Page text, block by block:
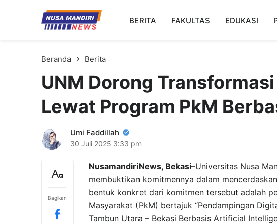
Kampus Digital Bisnis
Universitas Nusa Mandiri
BERITA FAKULTAS EDUKASI
Beranda Berita
UNM Dorong
Lewat Program PkM
Umi Faddillah
30 Juli 2025 3:33 pm
Bagikan
NusamandiriNews, Bekasi–Universitas Nusa
membuktikan komitmennya dalam
bentuk konkret dari komitmen tersebut adalah
Masyarakat (PkM) bertajuk “Pendampingan
Tambun Utara – Bekasi Berbasis Artificial